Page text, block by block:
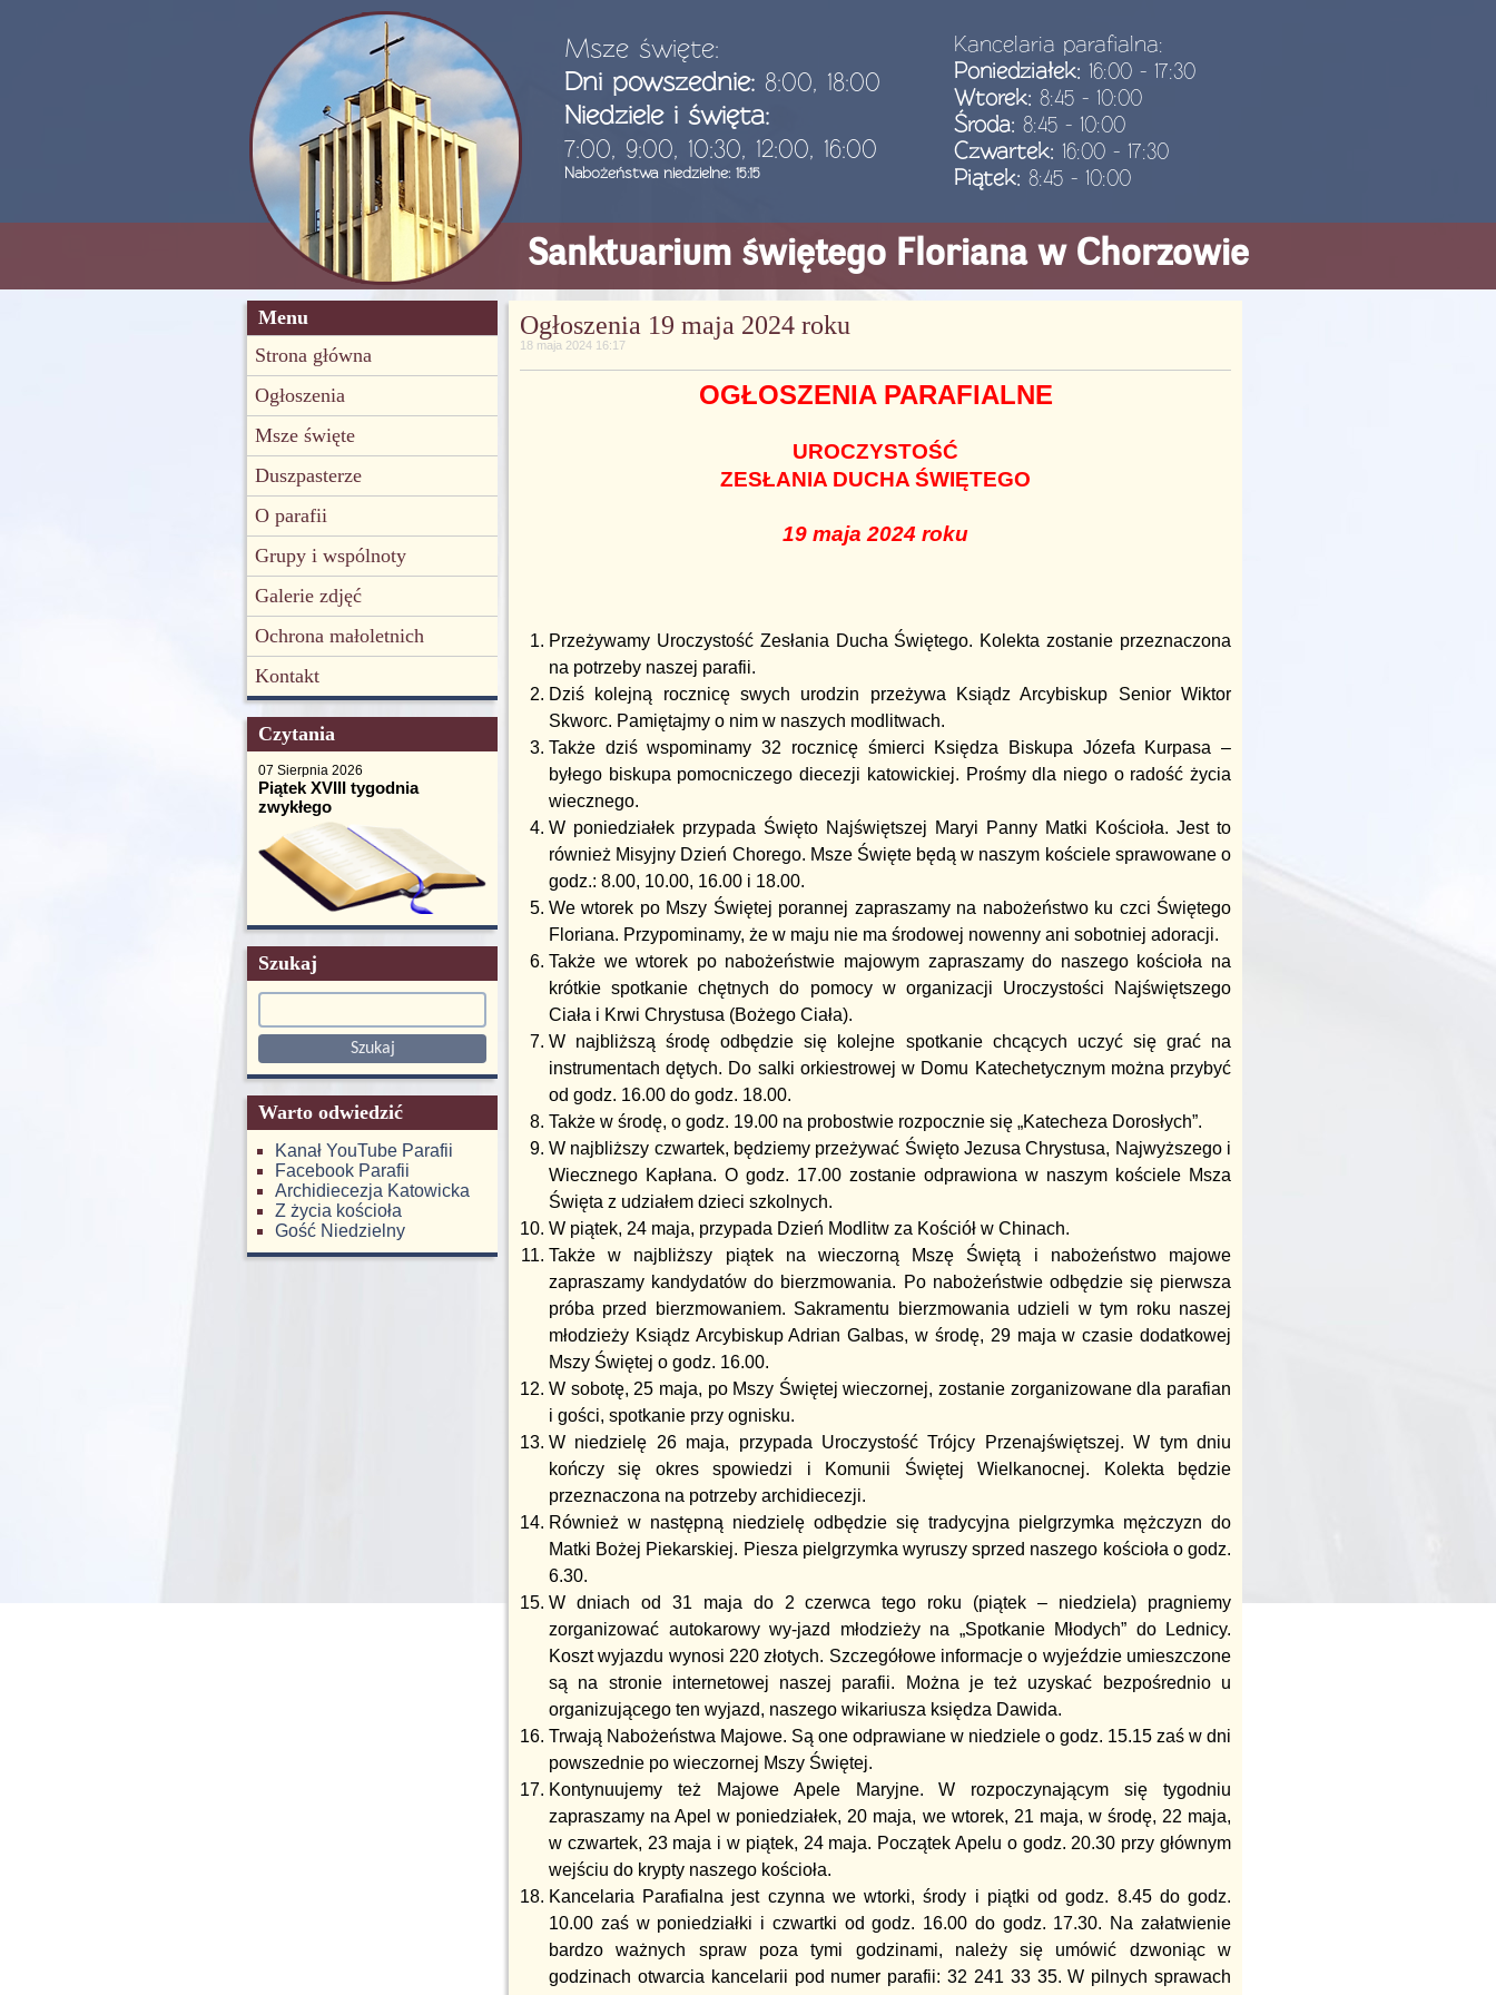
Msze święte:
Dni powszednie: 8:00, 18:00
Niedziele i święta:
7:00, 9:00, 10:30, 12:00, 16:00
Nabożeństwa niedzielne: 15:15
Kancelaria parafialna:
Poniedziałek: 16:00 - 17:30
Wtorek: 8:45 - 10:00
Środa: 8:45 - 10:00
Czwartek: 16:00 - 17:30
Piątek: 8:45 - 10:00
Sanktuarium świętego Floriana w Chorzowie
Menu
Strona główna
Ogłoszenia
Msze święte
Duszpasterze
O parafii
Grupy i wspólnoty
Galerie zdjęć
Ochrona małoletnich
Kontakt
Czytania
07 Sierpnia 2026
Piątek XVIII tygodnia
zwykłego
Szukaj
Warto odwiedzić
Kanał YouTube Parafii
Facebook Parafii
Archidiecezja Katowicka
Z życia kościoła
Gość Niedzielny
Ogłoszenia 19 maja 2024 roku
18 maja 2024 16:17
OGŁOSZENIA PARAFIALNE
UROCZYSTOŚĆ
ZESŁANIA DUCHA ŚWIĘTEGO
19 maja 2024 roku
Przeżywamy Uroczystość Zesłania Ducha Świętego. Kolekta zostanie przeznaczona
na potrzeby naszej parafii.
Dziś kolejną rocznicę swych urodzin przeżywa Ksiądz Arcybiskup Senior Wiktor
Skworc. Pamiętajmy o nim w naszych modlitwach.
Także dziś wspominamy 32 rocznicę śmierci Księdza Biskupa Józefa Kurpasa –
byłego biskupa pomocniczego diecezji katowickiej. Prośmy dla niego o radość życia
wiecznego.
W poniedziałek przypada Święto Najświętszej Maryi Panny Matki Kościoła. Jest to
również Misyjny Dzień Chorego. Msze Święte będą w naszym kościele sprawowane o
godz.: 8.00, 10.00, 16.00 i 18.00.
We wtorek po Mszy Świętej porannej zapraszamy na nabożeństwo ku czci Świętego
Floriana. Przypominamy, że w maju nie ma środowej nowenny ani sobotniej adoracji.
Także we wtorek po nabożeństwie majowym zapraszamy do naszego kościoła na
krótkie spotkanie chętnych do pomocy w organizacji Uroczystości Najświętszego
Ciała i Krwi Chrystusa (Bożego Ciała).
W najbliższą środę odbędzie się kolejne spotkanie chcących uczyć się grać na
instrumentach dętych. Do salki orkiestrowej w Domu Katechetycznym można przybyć
od godz. 16.00 do godz. 18.00.
Także w środę, o godz. 19.00 na probostwie rozpocznie się „Katecheza Dorosłych”.
W najbliższy czwartek, będziemy przeżywać Święto Jezusa Chrystusa, Najwyższego i
Wiecznego Kapłana. O godz. 17.00 zostanie odprawiona w naszym kościele Msza
Święta z udziałem dzieci szkolnych.
W piątek, 24 maja, przypada Dzień Modlitw za Kościół w Chinach.
Także w najbliższy piątek na wieczorną Mszę Świętą i nabożeństwo majowe
zapraszamy kandydatów do bierzmowania. Po nabożeństwie odbędzie się pierwsza
próba przed bierzmowaniem. Sakramentu bierzmowania udzieli w tym roku naszej
młodzieży Ksiądz Arcybiskup Adrian Galbas, w środę, 29 maja w czasie dodatkowej
Mszy Świętej o godz. 16.00.
W sobotę, 25 maja, po Mszy Świętej wieczornej, zostanie zorganizowane dla parafian
i gości, spotkanie przy ognisku.
W niedzielę 26 maja, przypada Uroczystość Trójcy Przenajświętszej. W tym dniu
kończy się okres spowiedzi i Komunii Świętej Wielkanocnej. Kolekta będzie
przeznaczona na potrzeby archidiecezji.
Również w następną niedzielę odbędzie się tradycyjna pielgrzymka mężczyzn do
Matki Bożej Piekarskiej. Piesza pielgrzymka wyruszy sprzed naszego kościoła o godz.
6.30.
W dniach od 31 maja do 2 czerwca tego roku (piątek – niedziela) pragniemy
zorganizować autokarowy wy-jazd młodzieży na „Spotkanie Młodych” do Lednicy.
Koszt wyjazdu wynosi 220 złotych. Szczegółowe informacje o wyjeździe umieszczone
są na stronie internetowej naszej parafii. Można je też uzyskać bezpośrednio u
organizującego ten wyjazd, naszego wikariusza księdza Dawida.
Trwają Nabożeństwa Majowe. Są one odprawiane w niedziele o godz. 15.15 zaś w dni
powszednie po wieczornej Mszy Świętej.
Kontynuujemy też Majowe Apele Maryjne. W rozpoczynającym się tygodniu
zapraszamy na Apel w poniedziałek, 20 maja, we wtorek, 21 maja, w środę, 22 maja,
w czwartek, 23 maja i w piątek, 24 maja. Początek Apelu o godz. 20.30 przy głównym
wejściu do krypty naszego kościoła.
Kancelaria Parafialna jest czynna we wtorki, środy i piątki od godz. 8.45 do godz.
10.00 zaś w poniedziałki i czwartki od godz. 16.00 do godz. 17.30. Na załatwienie
bardzo ważnych spraw poza tymi godzinami, należy się umówić dzwoniąc w
godzinach otwarcia kancelarii pod numer parafii: 32 241 33 35. W pilnych sprawach